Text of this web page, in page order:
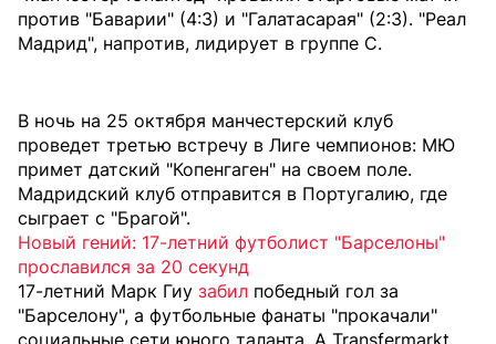
против "Баварии" (4:3) и "Галатасарая" (2:3). "Реал
Мадрид", напротив, лидирует в группе C.
В ночь на 25 октября манчестерский клуб
проведет третью встречу в Лиге чемпионов: МЮ
примет датский "Копенгаген" на своем поле.
Мадридский клуб отправится в Португалию, где
сыграет с "Брагой".
Новый гений: 17-летний футболист "Барселоны"
прославился за 20 секунд
17-летний Марк Гиу забил победный гол за
"Барселону", а футбольные фанаты "прокачали"